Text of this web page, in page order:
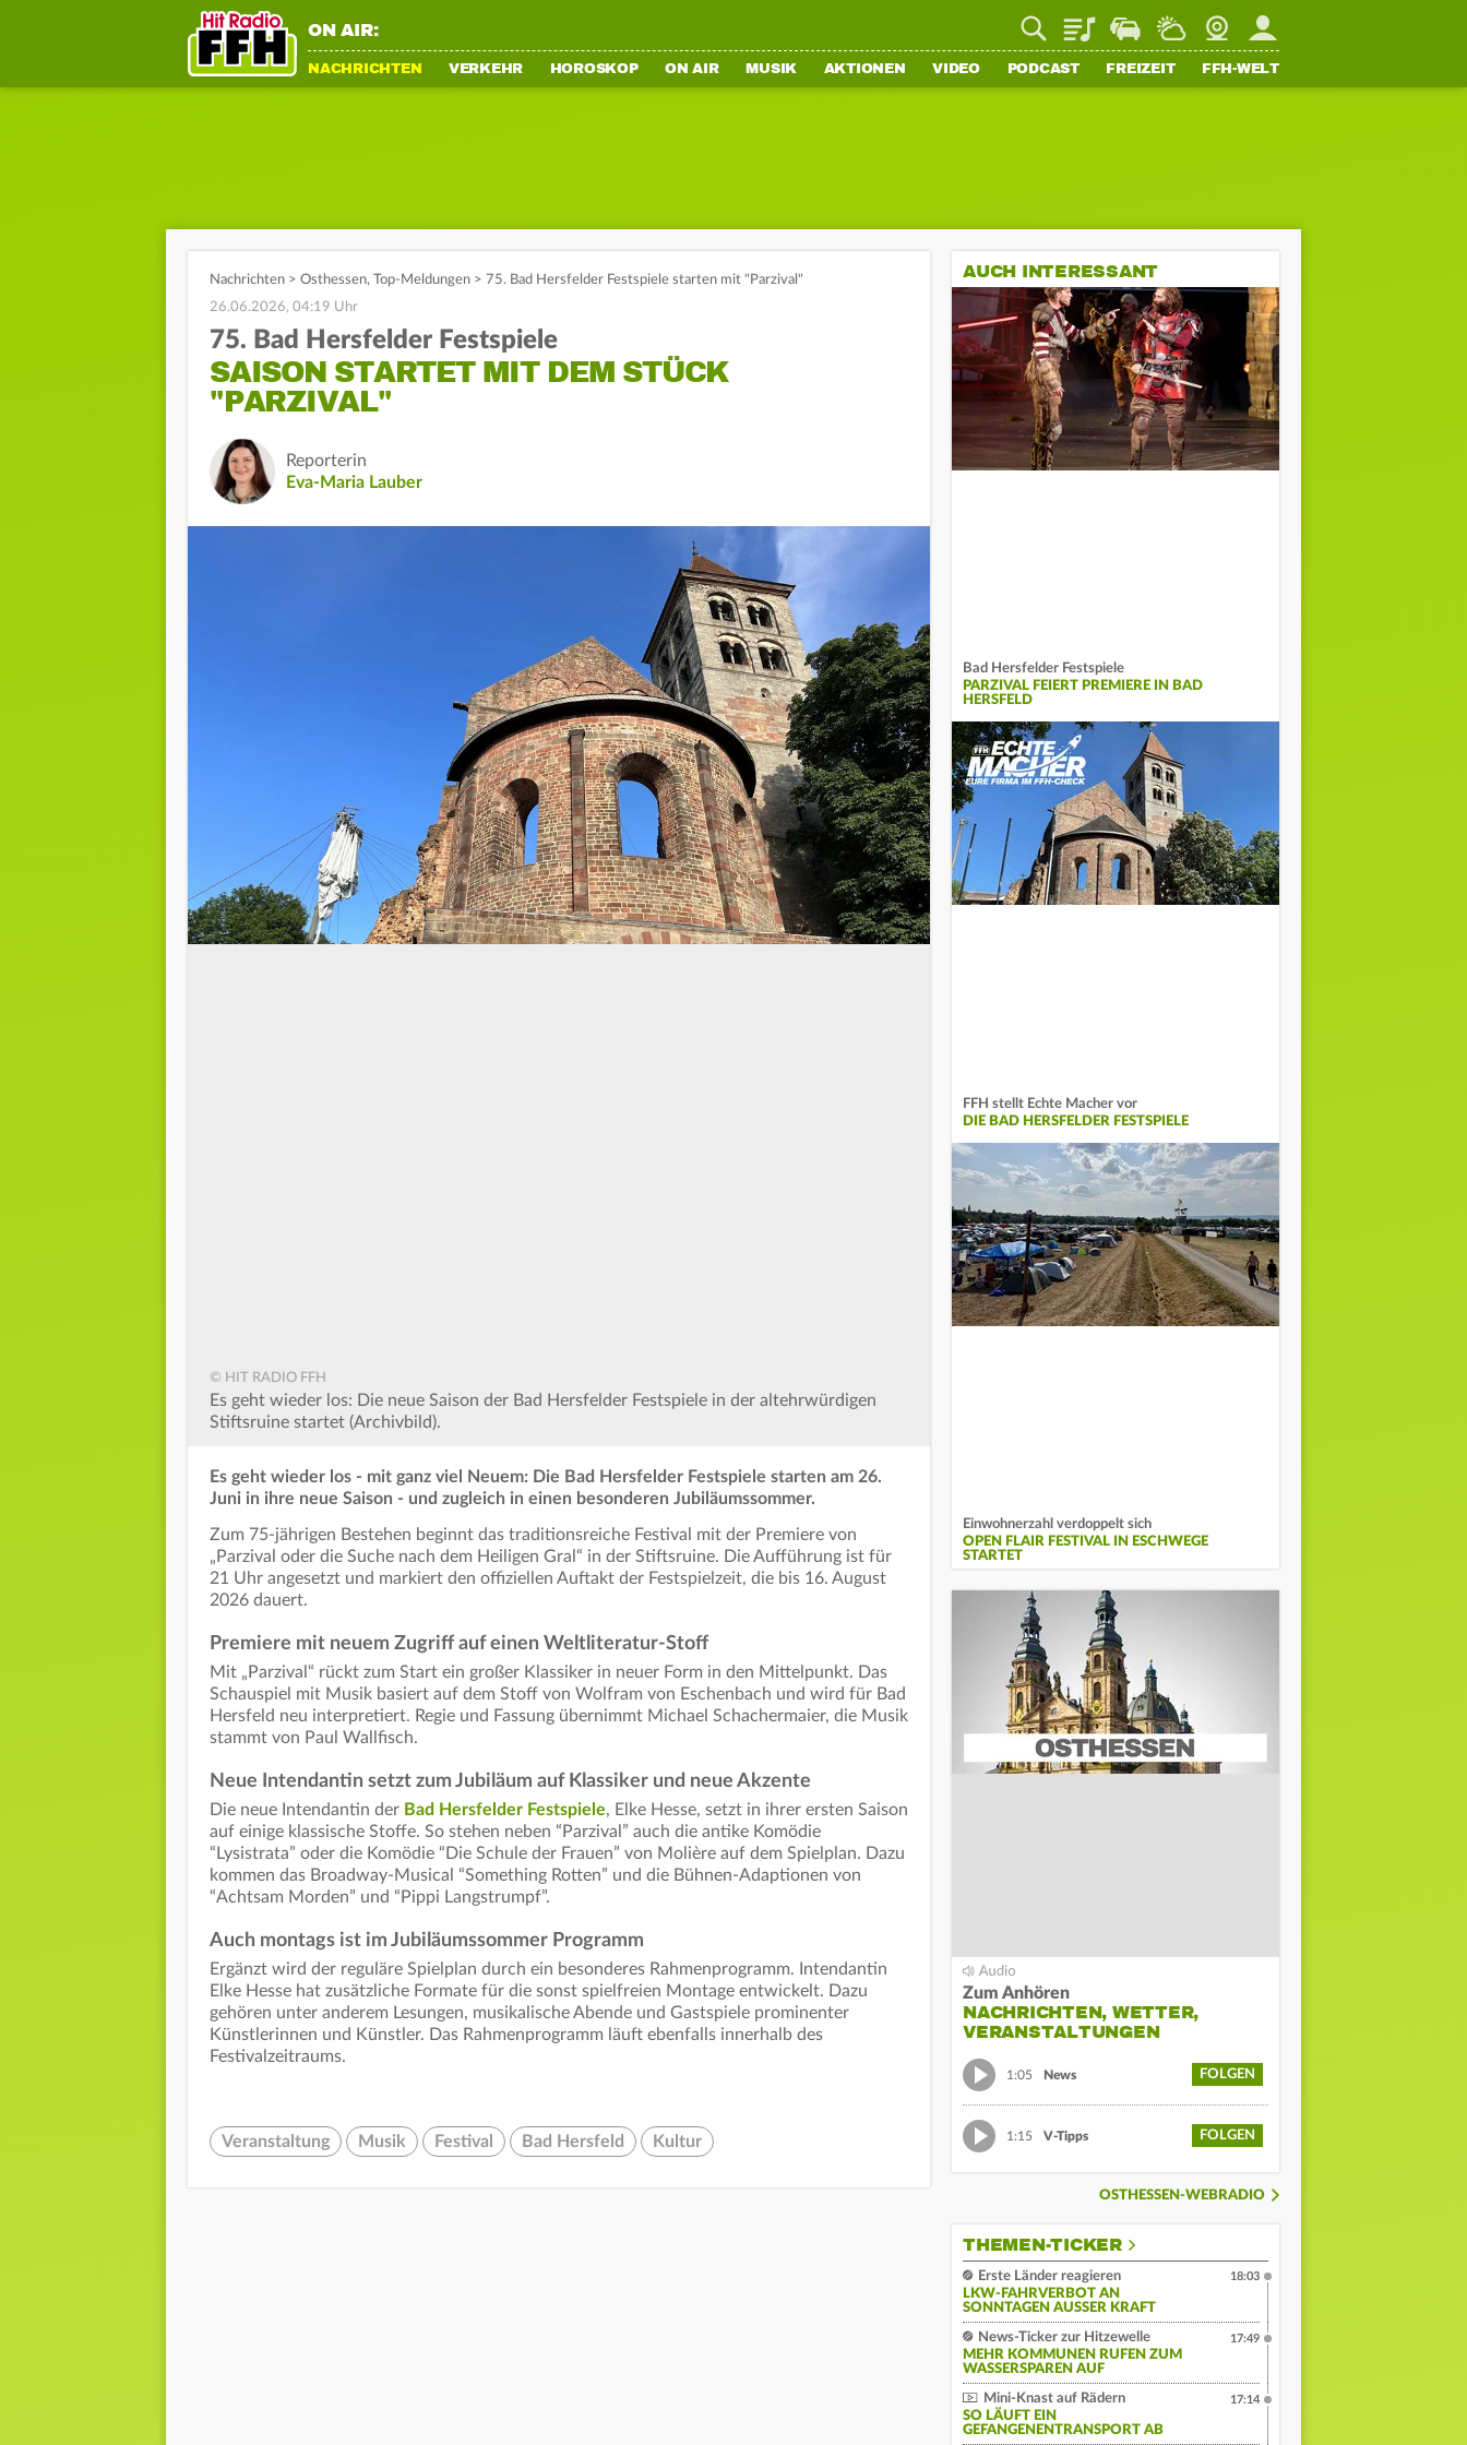
ON AIR: PlaylistStaupilotWetterWebcamMein FFH
NACHRICHTEN VERKEHR HOROSKOP ON AIR MUSIK AKTIONEN VIDEO PODCAST FREIZEIT FFH-WELT
Nachrichten > Osthessen, Top-Meldungen > 75. Bad Hersfelder Festspiele starten mit "Parzival"
26.06.2026, 04:19 Uhr
75. Bad Hersfelder Festspiele
SAISON STARTET MIT DEM STÜCK
"PARZIVAL"
Reporterin
Eva-Maria Lauber
© HIT RADIO FFH
Es geht wieder los: Die neue Saison der Bad Hersfelder Festspiele in der altehrwürdigen
Stiftsruine startet (Archivbild).
Es geht wieder los - mit ganz viel Neuem: Die Bad Hersfelder Festspiele starten am 26.
Juni in ihre neue Saison - und zugleich in einen besonderen Jubiläumssommer.
Zum 75-jährigen Bestehen beginnt das traditionsreiche Festival mit der Premiere von
„Parzival oder die Suche nach dem Heiligen Gral“ in der Stiftsruine. Die Aufführung ist für
21 Uhr angesetzt und markiert den offiziellen Auftakt der Festspielzeit, die bis 16. August
2026 dauert.
Premiere mit neuem Zugriff auf einen Weltliteratur-Stoff
Mit „Parzival“ rückt zum Start ein großer Klassiker in neuer Form in den Mittelpunkt. Das
Schauspiel mit Musik basiert auf dem Stoff von Wolfram von Eschenbach und wird für Bad
Hersfeld neu interpretiert. Regie und Fassung übernimmt Michael Schachermaier, die Musik
stammt von Paul Wallfisch.
Neue Intendantin setzt zum Jubiläum auf Klassiker und neue Akzente
Die neue Intendantin der Bad Hersfelder Festspiele, Elke Hesse, setzt in ihrer ersten Saison
auf einige klassische Stoffe. So stehen neben “Parzival” auch die antike Komödie
“Lysistrata” oder die Komödie “Die Schule der Frauen” von Molière auf dem Spielplan. Dazu
kommen das Broadway-Musical “Something Rotten” und die Bühnen-Adaptionen von
“Achtsam Morden” und “Pippi Langstrumpf”.
Auch montags ist im Jubiläumssommer Programm
Ergänzt wird der reguläre Spielplan durch ein besonderes Rahmenprogramm. Intendantin
Elke Hesse hat zusätzliche Formate für die sonst spielfreien Montage entwickelt. Dazu
gehören unter anderem Lesungen, musikalische Abende und Gastspiele prominenter
Künstlerinnen und Künstler. Das Rahmenprogramm läuft ebenfalls innerhalb des
Festivalzeitraums.
Veranstaltung Musik Festival Bad Hersfeld Kultur
AUCH INTERESSANT
Bad Hersfelder Festspiele
PARZIVAL FEIERT PREMIERE IN BAD
HERSFELD
FFH stellt Echte Macher vor
DIE BAD HERSFELDER FESTSPIELE
Einwohnerzahl verdoppelt sich
OPEN FLAIR FESTIVAL IN ESCHWEGE
STARTET
Zum Anhören
NACHRICHTEN, WETTER,
VERANSTALTUNGEN
1:05 News FOLGEN
1:15 V-Tipps FOLGEN
OSTHESSEN-WEBRADIO
THEMEN-TICKER
Erste Länder reagieren
LKW-FAHRVERBOT AN
SONNTAGEN AUSSER KRAFT
18:03
News-Ticker zur Hitzewelle
MEHR KOMMUNEN RUFEN ZUM
WASSERSPAREN AUF
17:49
Mini-Knast auf Rädern
SO LÄUFT EIN
GEFANGENENTRANSPORT AB
17:14